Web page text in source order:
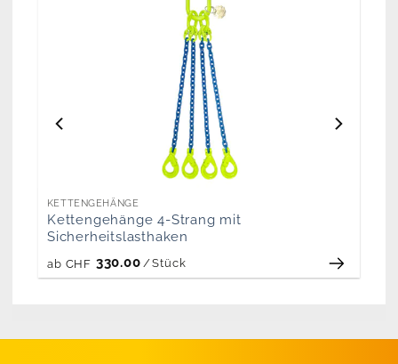
KETTENGEHÄNGE
Kettengehänge 4-Strang mit
Sicherheitslasthaken
ab CHF 330.00 /Stück